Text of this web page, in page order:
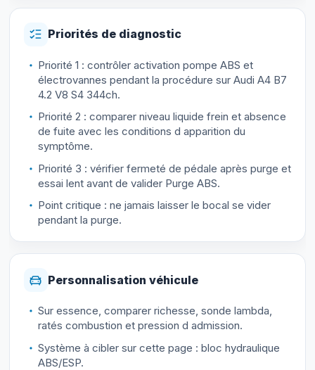
Priorités de diagnostic
Priorité 1 : contrôler activation pompe ABS et
électrovannes pendant la procédure sur Audi A4 B7
4.2 V8 S4 344ch.
Priorité 2 : comparer niveau liquide frein et absence
de fuite avec les conditions d apparition du
symptôme.
Priorité 3 : vérifier fermeté de pédale après purge et
essai lent avant de valider Purge ABS.
Point critique : ne jamais laisser le bocal se vider
pendant la purge.
Personnalisation véhicule
Sur essence, comparer richesse, sonde lambda,
ratés combustion et pression d admission.
Système à cibler sur cette page : bloc hydraulique
ABS/ESP.